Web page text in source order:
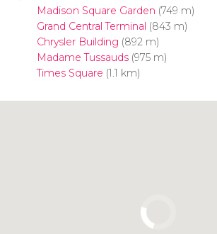
Madison Square Garden (749 m)
Grand Central Terminal (843 m)
Chrysler Building (892 m)
Madame Tussauds(975 m)
Times Square (1.1 km)